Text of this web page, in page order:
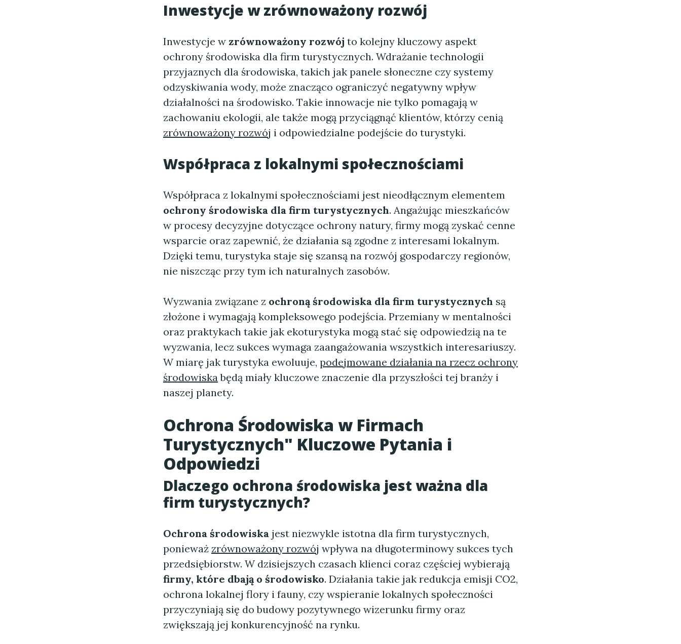
Inwestycje w zrównoważony rozwój
Inwestycje w zrównoważony rozwój to kolejny kluczowy aspekt
ochrony środowiska dla firm turystycznych. Wdrażanie technologii
przyjaznych dla środowiska, takich jak panele słoneczne czy systemy
odzyskiwania wody, może znacząco ograniczyć negatywny wpływ
działalności na środowisko. Takie innowacje nie tylko pomagają w
zachowaniu ekologii, ale także mogą przyciągnąć klientów, którzy cenią
zrównoważony rozwój i odpowiedzialne podejście do turystyki.
Współpraca z lokalnymi społecznościami
Współpraca z lokalnymi społecznościami jest nieodłącznym elementem
ochrony środowiska dla firm turystycznych. Angażując mieszkańców
w procesy decyzyjne dotyczące ochrony natury, firmy mogą zyskać cenne
wsparcie oraz zapewnić, że działania są zgodne z interesami lokalnym.
Dzięki temu, turystyka staje się szansą na rozwój gospodarczy regionów,
nie niszcząc przy tym ich naturalnych zasobów.
Wyzwania związane z ochroną środowiska dla firm turystycznych są
złożone i wymagają kompleksowego podejścia. Przemiany w mentalności
oraz praktykach takie jak ekoturystyka mogą stać się odpowiedzią na te
wyzwania, lecz sukces wymaga zaangażowania wszystkich interesariuszy.
W miarę jak turystyka ewoluuje, podejmowane działania na rzecz ochrony
środowiskabędą miały kluczowe znaczenie dla przyszłości tej branży i
naszej planety.
Ochrona Środowiska w Firmach
Turystycznych" Kluczowe Pytania i
Odpowiedzi
Dlaczego ochrona środowiska jest ważna dla
firm turystycznych?
Ochrona środowiska jest niezwykle istotna dla firm turystycznych,
ponieważ zrównoważony rozwój wpływa na długoterminowy sukces tych
przedsiębiorstw. W dzisiejszych czasach klienci coraz częściej wybierają
firmy, które dbają o środowisko. Działania takie jak redukcja emisji CO2,
ochrona lokalnej flory i fauny, czy wspieranie lokalnych społeczności
przyczyniają się do budowy pozytywnego wizerunku firmy oraz
zwiększają jej konkurencyjność na rynku.